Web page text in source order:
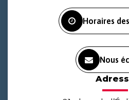
Horaires
Nous